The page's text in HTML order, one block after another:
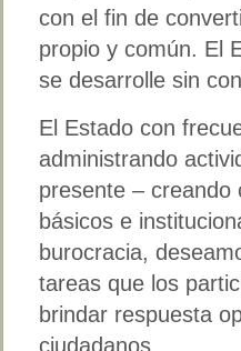
con el fin de
propio y común. El
se desarrolle sin
El Estado con
administrando
presente – creando
básicos e
burocracia,
tareas que los
brindar respuesta
ciudadanos.